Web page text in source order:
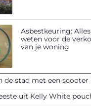
Asbestkeuring:
weten voor de
van je woning
de stad met een
uit Kelly White